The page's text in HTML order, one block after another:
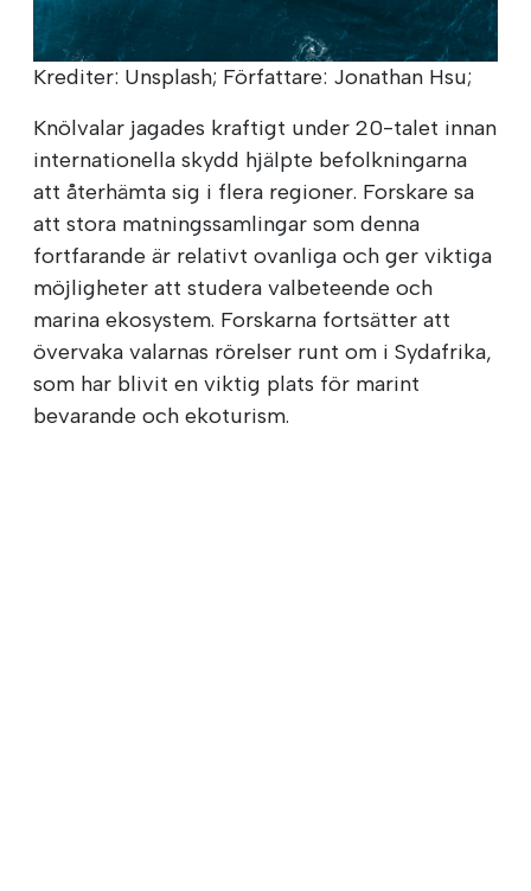
Krediter: Unsplash; Författare: Jonathan Hsu;
Knölvalar jagades kraftigt under 20-talet innan
internationella skydd hjälpte befolkningarna
att återhämta sig i flera regioner. Forskare sa
att stora matningssamlingar som denna
fortfarande är relativt ovanliga och ger viktiga
möjligheter att studera valbeteende och
marina ekosystem. Forskarna fortsätter att
övervaka valarnas rörelser runt om i Sydafrika,
som har blivit en viktig plats för marint
bevarande och ekoturism.